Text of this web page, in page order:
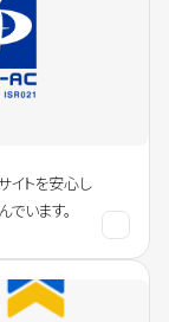
イトを安心し
います。